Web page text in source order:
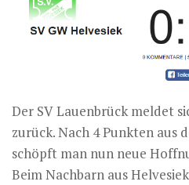
Der SV Lauenbrück meldet
zurück. Nach 4 Punkten aus
schöpft man nun neue
Beim Nachbarn aus